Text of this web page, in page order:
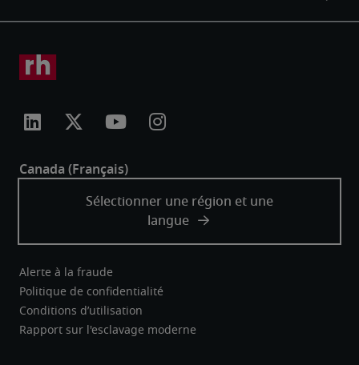
Alerte à la fraude
Politique de confidentialité
Conditions d’utilisation
Rapport sur l'esclavage moderne